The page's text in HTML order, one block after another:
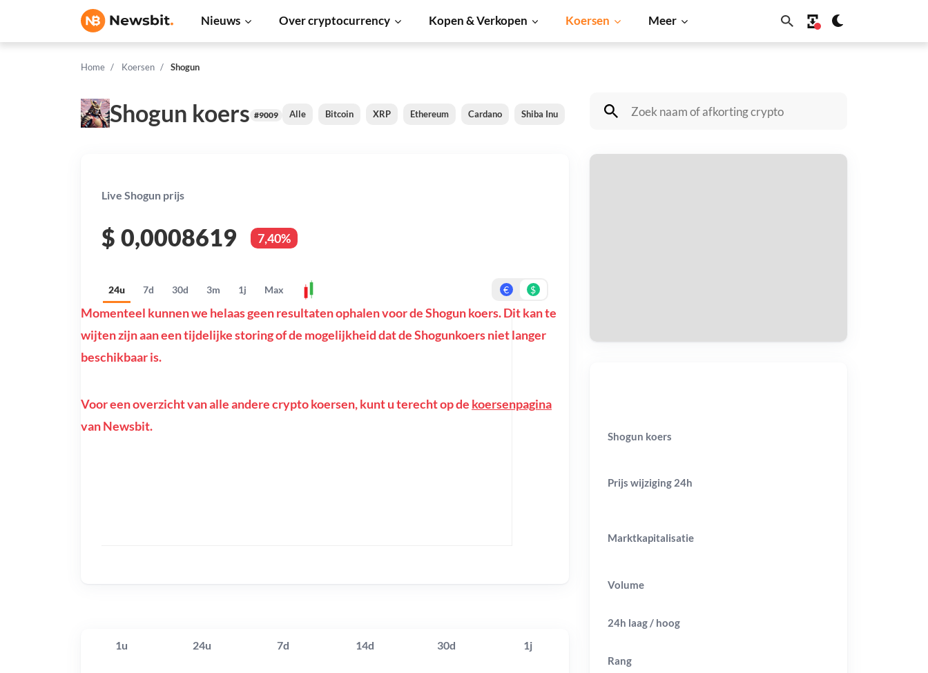
Nieuws Over cryptocurrency Kopen & Verkopen Koersen Meer
Home Koersen Shogun
Shogun koers #9009 Alle Bitcoin XRP Ethereum Cardano Shiba Inu Dogecoin Solana BNB
Live Shogun prijs
$ 0,0008619 7,40%
24u 7d 30d 3m 1j Max € $
Momenteel kunnen we helaas geen resultaten ophalen voor de Shogun koers. Dit kan te
wijten zijn aan een tijdelijke storing of de mogelijkheid dat de Shogunkoers niet langer
beschikbaar is.
Voor een overzicht van alle andere crypto koersen, kunt u terecht op de koersenpagina
van Newsbit.
1u 24u 7d 14d 30d 1j
Shogun koers
Prijs wijziging 24h
Marktkapitalisatie
Volume
24h laag / hoog
Rang